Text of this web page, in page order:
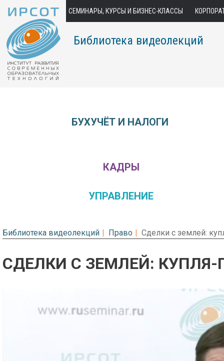
СЕМИНАРЫ, КУРСЫ И БИЗНЕС-КЛАССЫ
Библиотека видеолекций
БУХУЧЁТ И НАЛОГИ
КАДРЫ
УПРАВЛЕНИЕ
Библиотека видеолекций Право Сделки с землей:
СДЕЛКИ С ЗЕМЛЕЙ:
Предварительный просмотр.